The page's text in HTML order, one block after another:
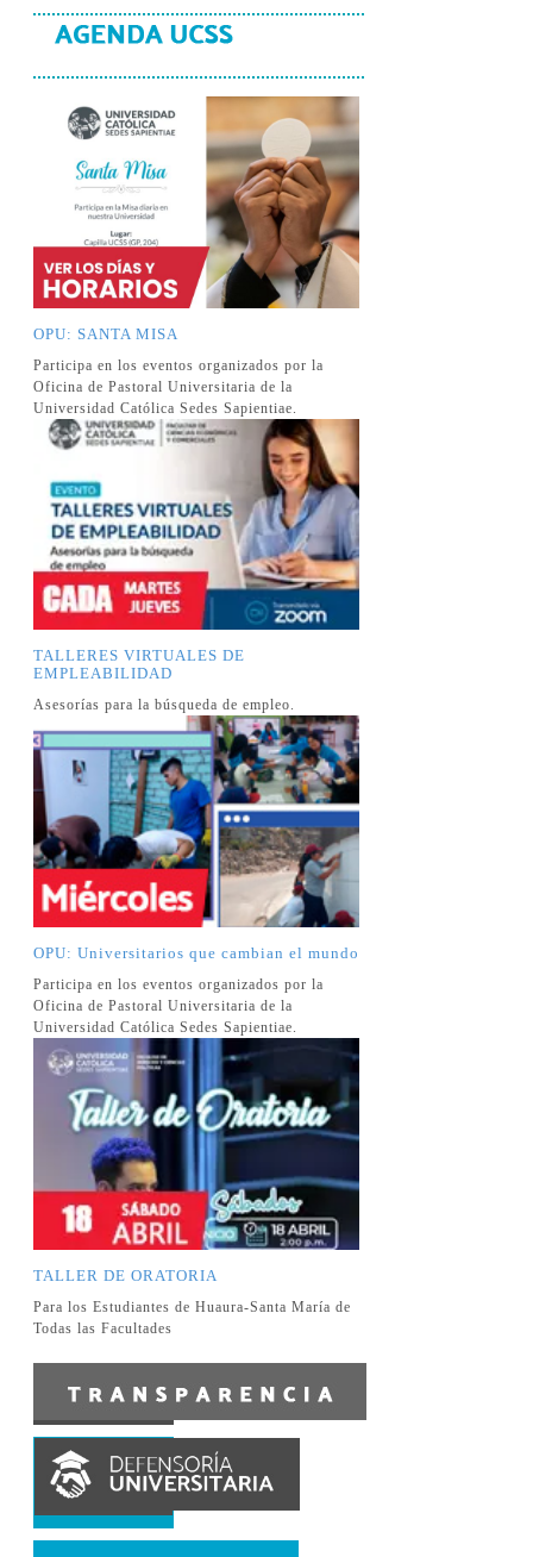
OPU: SANTA MISA
Participa en los eventos organizados por la
Oficina de Pastoral Universitaria de la
Universidad Católica Sedes Sapientiae.
TALLERES VIRTUALES DE
EMPLEABILIDAD
Asesorías para la búsqueda de empleo.
OPU: Universitarios que cambian el mundo
Participa en los eventos organizados por la
Oficina de Pastoral Universitaria de la
Universidad Católica Sedes Sapientiae.
TALLER DE ORATORIA
Para los Estudiantes de Huaura-Santa María de
Todas las Facultades